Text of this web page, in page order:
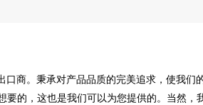
口商。秉承对产品品质的完美追求，使我们
要的，这也是我们可以为您提供的。当然